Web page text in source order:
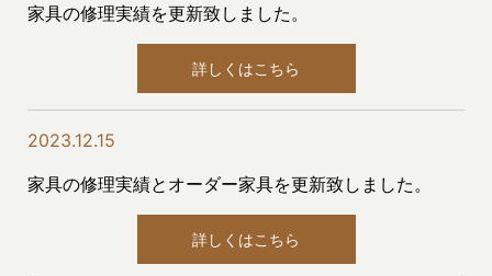
家具の修理実績を更新致しました。
詳しくはこちら
2023.12.15
家具の修理実績とオーダー家具を更新致しました。
詳しくはこちら